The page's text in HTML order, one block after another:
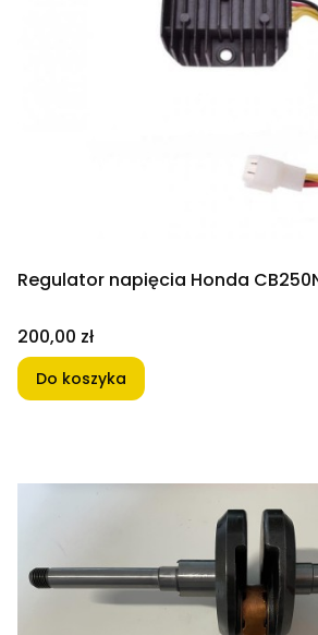
Regulator napięcia Honda
Cena
200,00 zł
Do koszyka